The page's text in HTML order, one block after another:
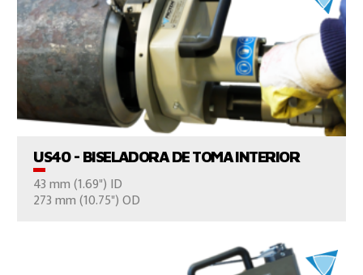
US40 - BISELADORA DE TOMA INTERIOR
43 mm (1.69") ID
273 mm (10.75") OD
VER EL PRODUCTO